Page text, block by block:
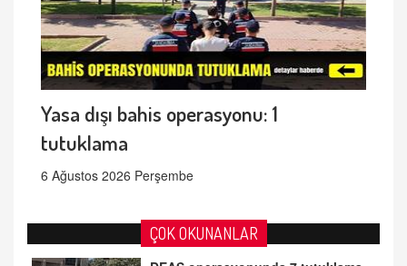
Yasa dışı bahis operasyonu: 1
tutuklama
6 Ağustos 2026 Perşembe
ÇOK OKUNANLAR